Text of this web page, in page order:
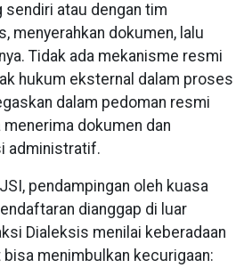
sendiri atau dengan tim
menyerahkan dokumen, lalu
Tidak ada mekanisme resmi
hukum eksternal dalam proses
dalam pedoman resmi
menerima dokumen dan
administratif.
pendampingan oleh kuasa
dianggap di luar
Dialeksis menilai keberadaan
menimbulkan kecurigaan: